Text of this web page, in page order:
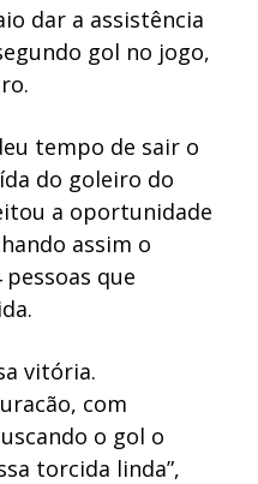
dar a assistência
gol no jogo,
tempo de sair o
do goleiro do
a oportunidade
assim o
que
vitória.
com
o gol o
torcida linda”,